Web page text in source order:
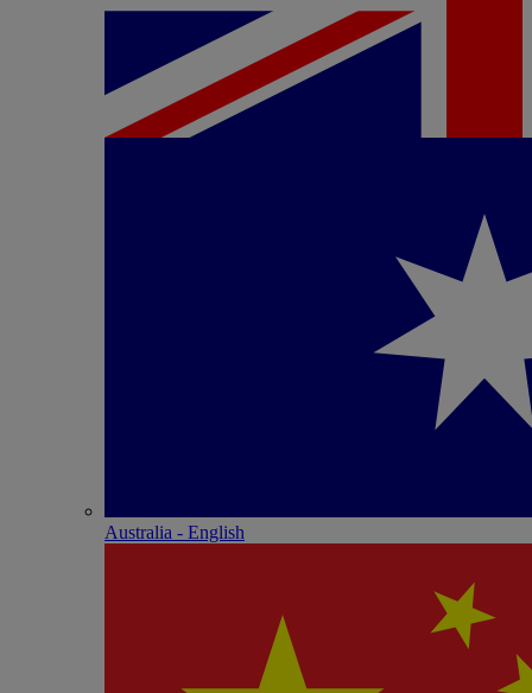
Australia - English